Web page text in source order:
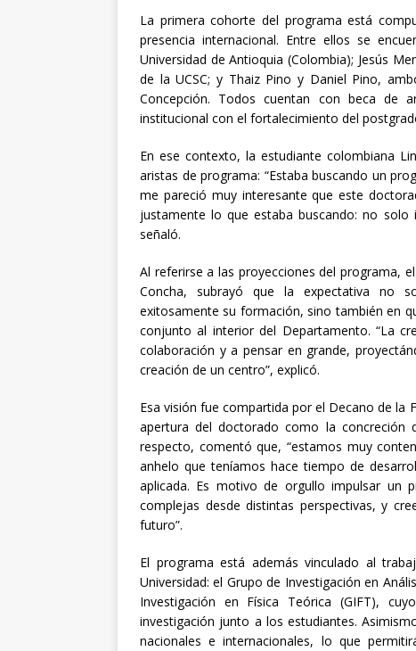
La primera cohorte del programa está
presencia internacional. Entre ellos se
Universidad de Antioquia (Colombia); Jesús
de la UCSC; y Thaiz Pino y Daniel Pino,
Concepción. Todos cuentan con beca de
institucional con el fortalecimiento del
En ese contexto, la estudiante colombiana
aristas de programa: “Estaba buscando un
me pareció muy interesante que este
justamente lo que estaba buscando: no solo
señaló.
Al referirse a las proyecciones del programa,
Concha, subrayó que la expectativa no
exitosamente su formación, sino también en
conjunto al interior del Departamento. “La
colaboración y a pensar en grande,
creación de un centro”, explicó.
Esa visión fue compartida por el Decano de la
apertura del doctorado como la concreción
respecto, comentó que, “estamos muy
anhelo que teníamos hace tiempo de
aplicada. Es motivo de orgullo impulsar un
complejas desde distintas perspectivas, y
futuro”.
El programa está además vinculado al
Universidad: el Grupo de Investigación en
Investigación en Física Teórica (GIFT),
investigación junto a los estudiantes.
nacionales e internacionales, lo que